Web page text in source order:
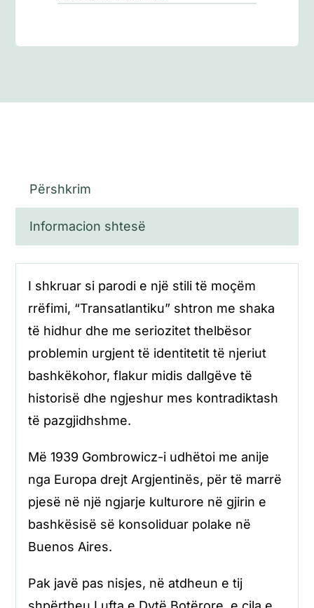
Përshkrim
Informacion shtesë
I shkruar si parodi e një stili të moçëm
rrëfimi, “Transatlantiku” shtron me shaka
të hidhur dhe me seriozitet thelbësor
problemin urgjent të identitetit të njeriut
bashkëkohor, flakur midis dallgëve të
historisë dhe ngjeshur mes kontradiktash
të pazgjidhshme.
Më 1939 Gombrowicz-i udhëtoi me anije
nga Europa drejt Argjentinës, për të marrë
pjesë në një ngjarje kulturore në gjirin e
bashkësisë së konsoliduar polake në
Buenos Aires.
Pak javë pas nisjes, në atdheun e tij